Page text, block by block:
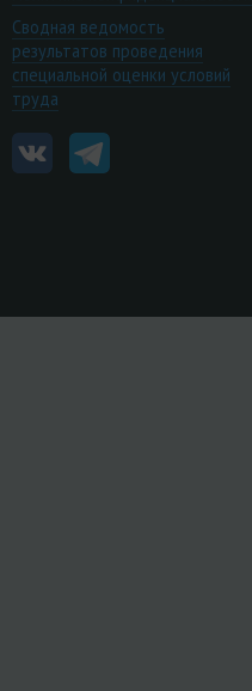
Сводная ведомость
результатов проведения
специальной оценки условий
труда